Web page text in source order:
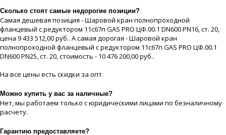
Сколько стоят самые недорогие позиции?
Самая дешевая позиция - Шаровой кран полнопроходной
фланцевый с редуктором 11с67п GAS PRO ЦФ.00.1 DN600 PN16, ст. 20,
цeна 9 433 512,00 руб.. А самая дорогая - Шаровой кран
полнопроходной фланцевый с редуктором 11с67п GAS PRO ЦФ.00.1
DN600 PN25, ст. 20, стоимость - 10 476 200,00 руб..
На все цeны есть скидки за опт.
Можно купить у вас за наличные?
Нет, мы работаем только с юридическими лицами по безналичному
расчету.
Гарантию предоставляете?